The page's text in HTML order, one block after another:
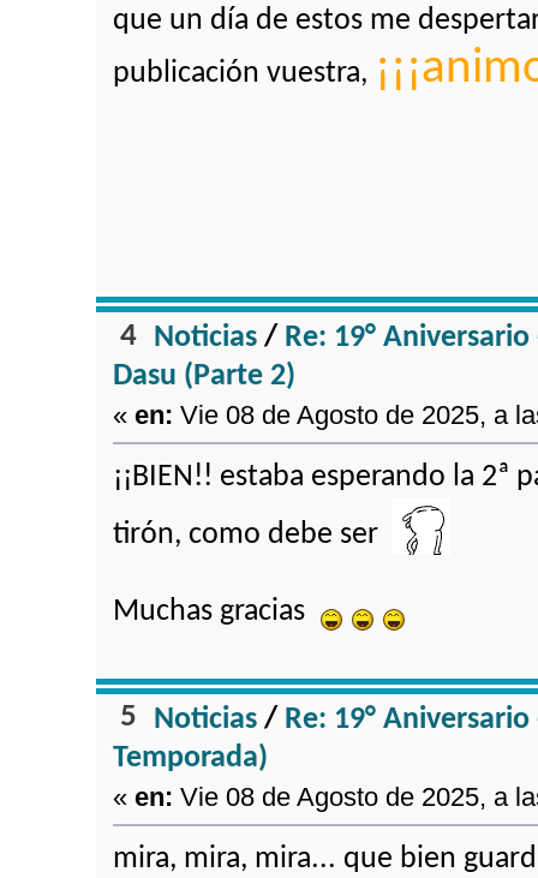
que un día de estos me
publicación vuestra,
4 Noticias/ Re: 19°
Dasu (Parte 2)
«en: Vie 08 de Agosto de 2025, a
¡¡BIEN!! estaba esperando la
tirón, como debe ser
Muchas gracias
5 Noticias/ Re: 19°
Temporada)
«en: Vie 08 de Agosto de 2025, a
mira, mira, mira... que bien